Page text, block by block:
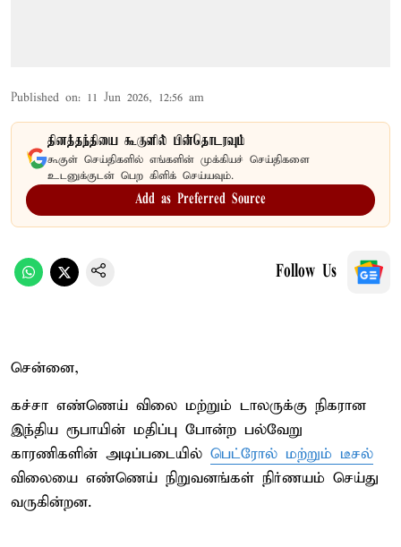
Published on: 11 Jun 2026, 12:56 am
தினத்தந்தியை கூகுளில் பின்தொடரவும்
கூகுள் செய்திகளில் எங்களின் முக்கியச் செய்திகளை
உடனுக்குடன் பெற கிளிக் செய்யவும்.
Add as Preferred Source
Follow Us
சென்னை,
கச்சா எண்ணெய் விலை மற்றும் டாலருக்கு நிகரான
இந்திய ரூபாயின் மதிப்பு போன்ற பல்வேறு
காரணிகளின் அடிப்படையில் பெட்ரோல் மற்றும் டீசல்
விலையை எண்ணெய் நிறுவனங்கள் நிர்ணயம் செய்து
வருகின்றன.